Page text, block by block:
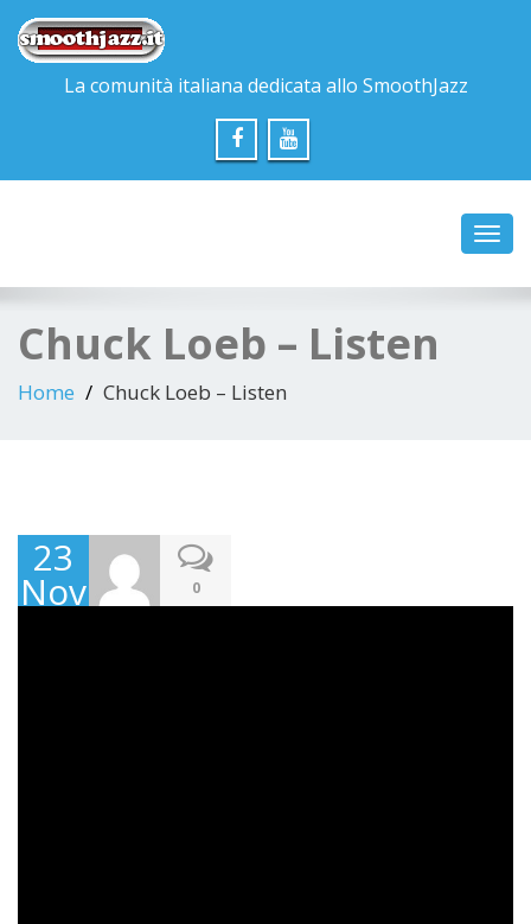
La comunità italiana dedicata allo SmoothJazz
Chuck Loeb – Listen
Home Chuck Loeb – Listen
23
Novembre0